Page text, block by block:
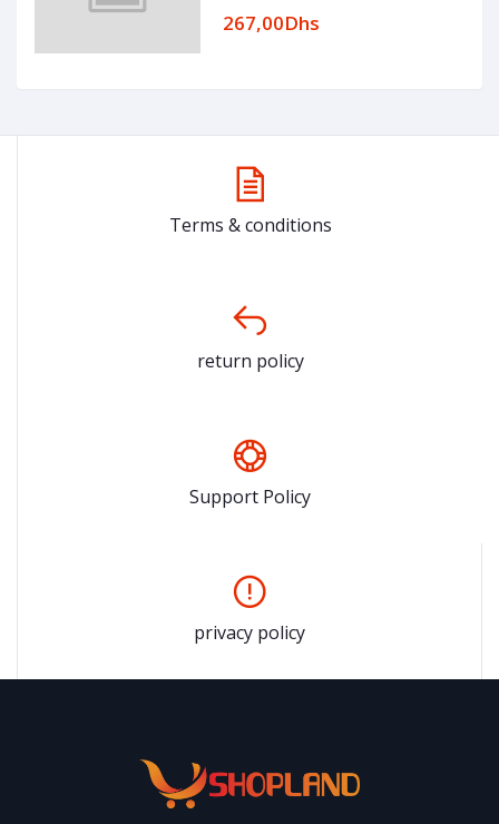
267,00Dhs
Terms & conditions
return policy
Support Policy
privacy policy